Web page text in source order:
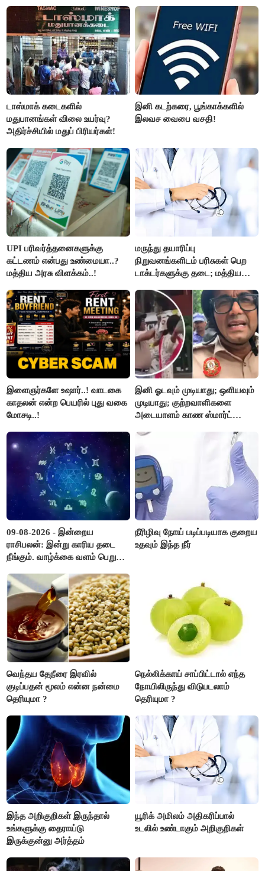
டாஸ்மாக் கடைகளில்
மதுபானங்கள் விலை உயர்வு?
அதிர்ச்சியில் மதுப் பிரியர்கள்!
இனி கடற்கரை, பூங்காக்களில்
இலவச வைபை வசதி!
UPI பரிவர்த்தனைகளுக்கு
கட்டணம் என்பது உண்மையா..?
மத்திய அரசு விளக்கம்..!
மருந்து தயாரிப்பு
நிறுவனங்களிடம் பரிசுகள் பெற
டாக்டர்களுக்கு தடை; மத்திய
இளைஞர்களே உஷார்..! வாடகை
காதலன் என்ற பெயரில் புது வகை
மோசடி..!
இனி ஓடவும் முடியாது; ஒளியவும்
முடியாது; குற்றவாளிகளை
அடையாளம் காண ஸ்மார்ட்
09-08-2026 - இன்றைய
ராசிபலன்: இன்று காரிய தடை
நீங்கும். வாழ்க்கை வளம் பெறும்.
எடைபோடுவது நல்லது..!
நீரிழிவு நோய் படிப்படியாக குறைய
உதவும் இந்த நீர்
வெந்தய தேநீரை இரவில்
குடிப்பதன் மூலம் என்ன நன்மை
தெரியுமா ?
நெல்லிக்காய் சாப்பிட்டால் எந்த
நோயிலிருந்து விடுபடலாம்
தெரியுமா ?
இந்த அறிகுறிகள் இருந்தால்
உங்களுக்கு தைராய்டு
இருக்குன்னு அர்த்தம்
யூரிக் அமிலம் அதிகரிப்பால்
உடலில் உண்டாகும் அறிகுறிகள்